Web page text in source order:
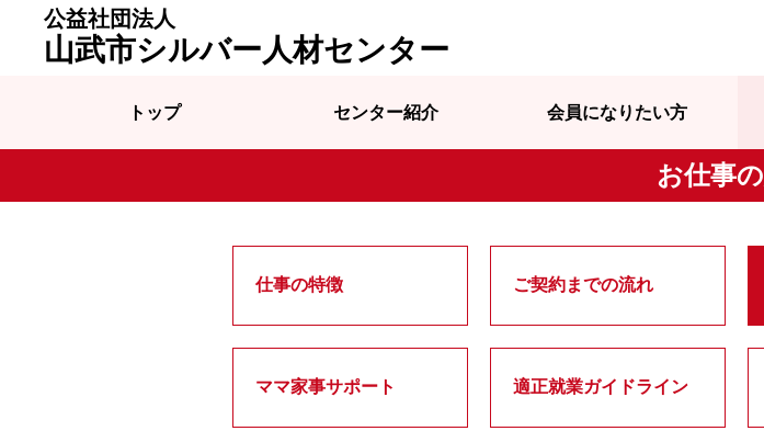
公益社団法人
山武市シルバー人材センター
トップ センター紹介 会員になりたい方
お仕事
仕事の特徴 ご契約までの流れ
ママ家事サポート 適正就業ガイドライン